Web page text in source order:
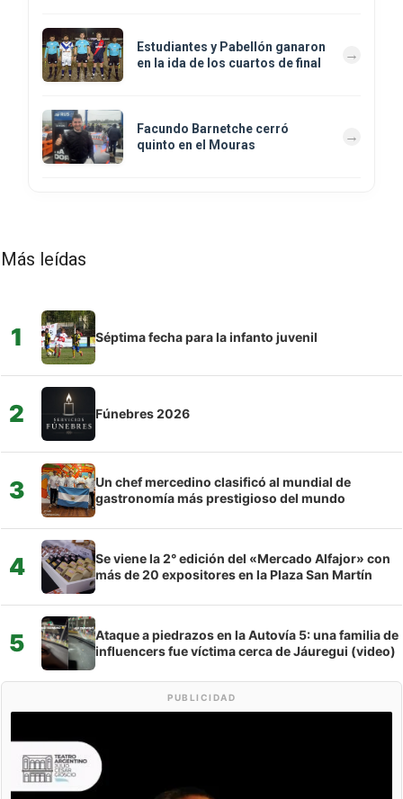
Estudiantes y Pabellón ganaron
en la ida de los cuartos de final
Facundo Barnetche cerró
quinto en el Mouras
Más leídas
1 Séptima fecha para la infanto juvenil
2 Fúnebres 2026
3
Un chef mercedino clasificó al mundial de
gastronomía más prestigioso del mundo
4
Se viene la 2° edición del «Mercado Alfajor» con
más de 20 expositores en la Plaza San Martín
5
Ataque a piedrazos en la Autovía 5: una familia de
influencers fue víctima cerca de Jáuregui (video)
PUBLICIDAD